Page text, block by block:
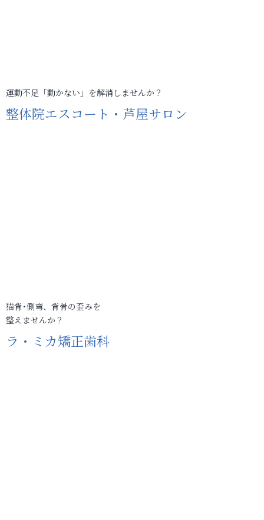
運動不足「動かない」を解消しませんか？
整体院エスコート・芦屋サロン
猫背･側弯、背骨の歪みを
整えませんか？
ラ・ミカ矯正歯科